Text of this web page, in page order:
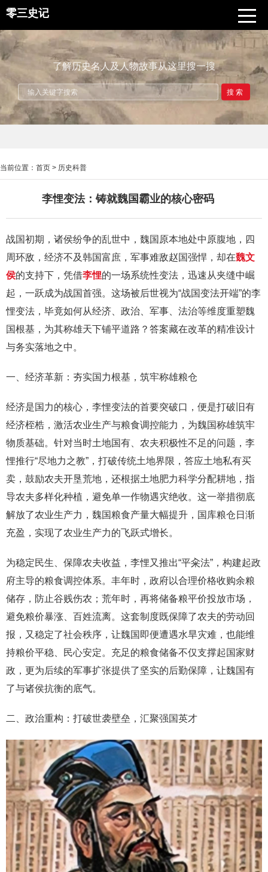
零三史记
了解历史名人及人物故事从这里搜一搜
搜索
当前位置： 首页 > 历史科普
李悝变法：铸就魏国霸业的核心密码
战国初期，诸侯纷争的乱世中，魏国原本地处中原腹地，四
周环敌，经济不及韩国富庶，军事难敌赵国强悍，却在魏文
侯的支持下，凭借李悝的一场系统性变法，迅速从夹缝中崛
起，一跃成为战国首强。这场被后世视为“战国变法开端”的李
悝变法，毕竟如何从经济、政治、军事、法治等维度重塑魏
国根基，为其称雄天下铺平道路？答案藏在改革的精准设计
与务实落地之中。
一、经济革新：夯实国力根基，筑牢称雄粮仓
经济是国力的核心，李悝变法的首要突破口，便是打破旧有
经济桎梏，激活农业生产与粮食调控能力，为魏国称雄筑牢
物质基础。针对当时土地国有、农夫积极性不足的问题，李
悝推行“尽地力之教”，打破传统土地界限，答应土地私有买
卖，鼓励农夫开垦荒地，还根据土地肥力科学分配耕地，指
导农夫多样化种植，避免单一作物遇灾绝收。这一举措彻底
解放了农业生产力，魏国粮食产量大幅提升，国库粮仓日渐
充盈，实现了农业生产力的飞跃式增长。
为稳定民生、保障农夫收益，李悝又推出“平籴法”，构建起政
府主导的粮食调控体系。丰年时，政府以合理价格收购余粮
储存，防止谷贱伤农；荒年时，再将储备粮平价投放市场，
避免粮价暴涨、百姓流离。这套制度既保障了农夫的劳动回
报，又稳定了社会秩序，让魏国即便遭遇水旱灾难，也能维
持粮价平稳、民心安定。充足的粮食储备不仅支撑起国家财
政，更为后续的军事扩张提供了坚实的后勤保障，让魏国有
了与诸侯抗衡的底气。
二、政治重构：打破世袭壁垒，汇聚强国英才